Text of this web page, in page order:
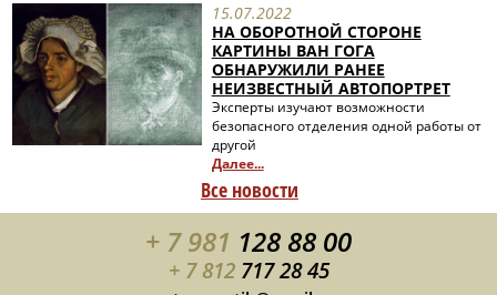
15.07.2022
НА ОБОРОТНОЙ СТОРОНЕ
КАРТИНЫ ВАН ГОГА
ОБНАРУЖИЛИ РАНЕЕ
НЕИЗВЕСТНЫЙ АВТОПОРТРЕТ
Эксперты изучают возможности
безопасного отделения одной работы от
другой
Далее...
Все новости
+ 7 981 128 88 00
+ 7 812 717 28 45